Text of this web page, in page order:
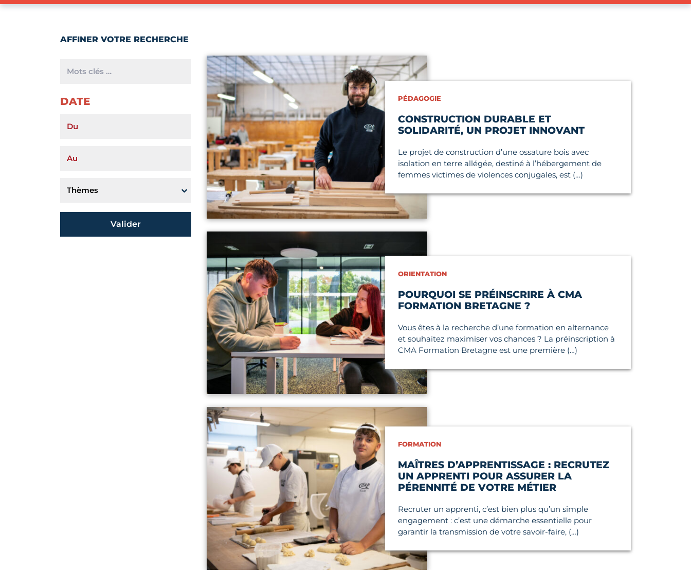
clés
DATE PÉDAGOGIE
CONSTRUCTION DURABLE ET
SOLIDARITÉ, UN PROJET INNOVANT
Le projet de construction d’une ossature bois avec
isolation en terre allégée, destiné à l’hébergement de
femmes victimes de violences conjugales, est (…)
Lire l'article
ORIENTATION
POURQUOI SE PRÉINSCRIRE À CMA
FORMATION BRETAGNE ?
Vous êtes à la recherche d’une formation en alternance
et souhaitez maximiser vos chances ? La préinscription à
CMA Formation Bretagne est une première (…)
FORMATION
MAÎTRES D’APPRENTISSAGE : RECRUTEZ
UN APPRENTI POUR ASSURER LA
PÉRENNITÉ DE VOTRE MÉTIER
Recruter un apprenti, c’est bien plus qu’un simple
engagement : c’est une démarche essentielle pour
garantir la transmission de votre savoir-faire, (…)
Lire l'article